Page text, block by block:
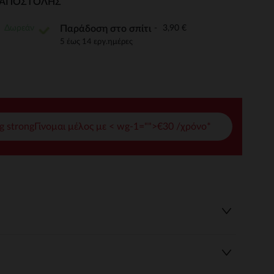
να διαχειριστείτε τις ρυθμίσεις απορρήτου,
ΑΠΟΣΤΟΛΉΣ
Παράδοση στο σπίτι 3,90 €
5 έως 14 εργ.ημέρες
strongΓίνομαι μέλος με < wg-1="">€30 /χρόνο*